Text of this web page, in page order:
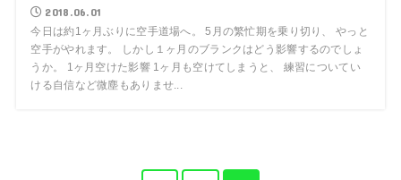
2018.06.01
今日は約1ヶ月ぶりに空手道場へ。 5月の繁忙期を乗り切り、 やっと
空手がやれます。 しかし１ヶ月のブランクはどう影響するのでしょ
うか。 1ヶ月空けた影響 1ヶ月も空けてしまうと、 練習についてい
ける自信など微塵もありませ...